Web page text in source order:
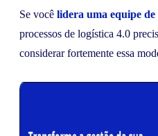
Se você lidera uma equipe de
processos de logística 4.0
considerar fortemente essa